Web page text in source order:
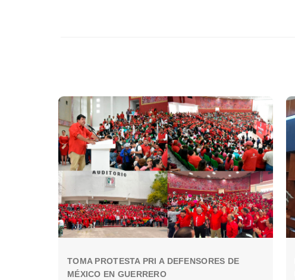
TOMA PROTESTA PRI A DEFENSORES DE
MÉXICO EN GUERRERO